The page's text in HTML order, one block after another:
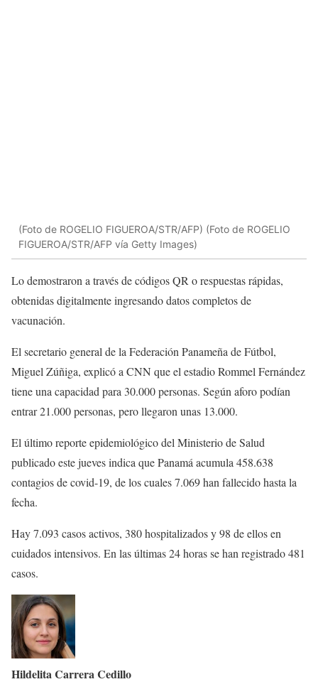
(Foto de ROGELIO FIGUEROA/STR/AFP) (Foto de ROGELIO
FIGUEROA/STR/AFP vía Getty Images)
Lo demostraron a través de códigos QR o respuestas rápidas,
obtenidas digitalmente ingresando datos completos de
vacunación.
El secretario general de la Federación Panameña de Fútbol, ​​
Miguel Zúñiga, explicó a CNN que el estadio Rommel Fernández
tiene una capacidad para 30.000 personas. Según aforo podían
entrar 21.000 personas, pero llegaron unas 13.000.
El último reporte epidemiológico del Ministerio de Salud
publicado este jueves indica que Panamá acumula 458.638
contagios de covid-19, de los cuales 7.069 han fallecido hasta la
fecha.
Hay 7.093 casos activos, 380 hospitalizados y 98 de ellos en
cuidados intensivos. En las últimas 24 horas se han registrado 481
casos.
Hildelita Carrera Cedillo